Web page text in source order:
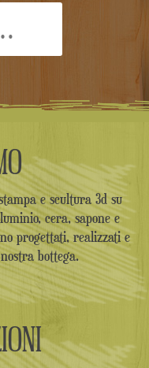
e scultura 3d su
cera, sapone e
progettati, realizzati e
bottega.